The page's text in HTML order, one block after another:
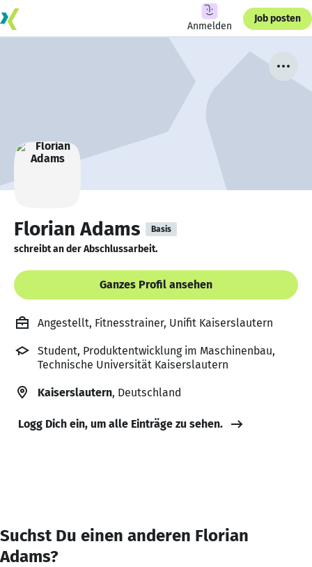
Anmelden
Job posten
Florian Adams Basis
schreibt an der Abschlussarbeit.
Ganzes Profil ansehen
Angestellt, Fitnesstrainer, Unifit Kaiserslautern
Student, Produktentwicklung im Maschinenbau,
Technische Universität Kaiserslautern
Kaiserslautern, Deutschland
Logg Dich ein, um alle Einträge zu sehen.
Suchst Du einen anderen Florian
Adams?